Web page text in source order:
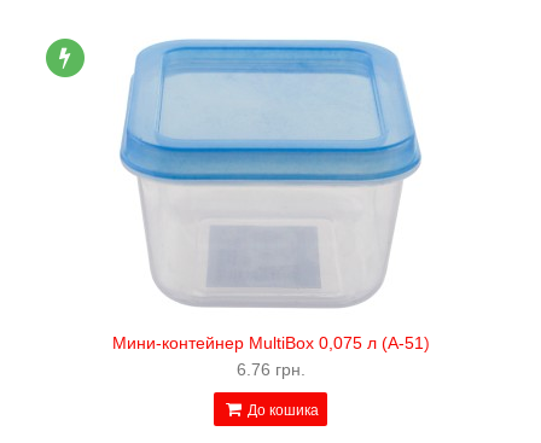
Мини-контейнер MultiBox 0,075 л (А-51)
6.76 грн.
До кошика